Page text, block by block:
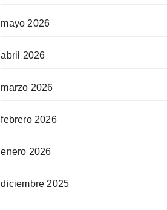
mayo 2026
abril 2026
marzo 2026
febrero 2026
enero 2026
diciembre 2025